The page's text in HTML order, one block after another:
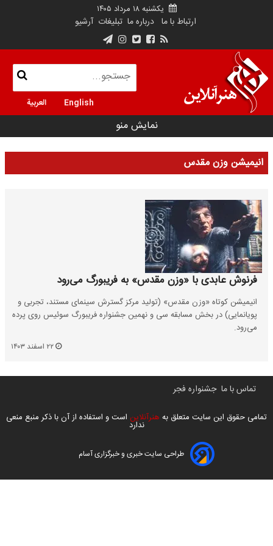
یکشنبه ۱۸ مرداد ۱۴۰۵
ارتباط با ما درباره ما تبلیغات آرشیو
English العربية
نمایش منو
انیمیشن وزن مقدس
فرنوش عابدی با «وزن مقدس» به فریبورگ می‌رود
انیمیشن کوتاه «وزن مقدس» (تولید مرکز گسترش سینمای مستند، تجربی و
پویانمایی) در بخش مسابقه سی و نهمین جشنواره فریبورگ سوئیس روی پرده
می‌رود.
تماس با ما جشنواره فجر
تمامی حقوق این سایت متعلق به هنرآنلاین است و استفاده از آن با ذکر منبع منعی
ندارد
طراحی سایت خبری و خبرگزاری آسام